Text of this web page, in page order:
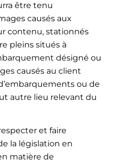
être tenu
causés aux
contenu, stationnés
pleins situés à
désigné ou
causés au client
ou de
autre lieu relevant du
et faire
la législation en
matière de